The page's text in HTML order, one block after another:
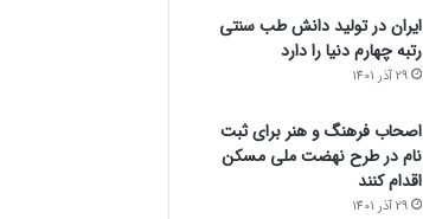
ایران در تولید دانش طب سنتی
رتبه چهارم دنیا را دارد
29 آذر 1401
اصحاب فرهنگ و هنر برای ثبت
نام در طرح نهضت ملی مسکن
اقدام کنند
29 آذر 1401